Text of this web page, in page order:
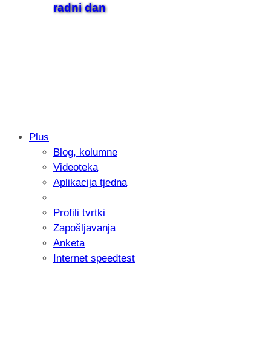
radni dan
Samsung otkrio kako je nastajala
donijelo tanje i izdržljivije preklopne
Plus
Blog, kolumne
Videoteka
Aplikacija tjedna
Profili tvrtki
Zapošljavanja
Anketa
Internet speedtest